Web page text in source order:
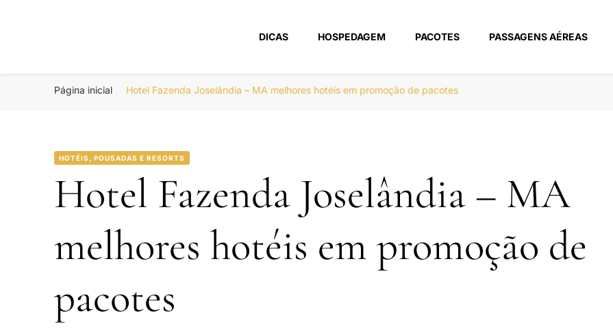
Portal Boa Viagem
DICAS HOSPEDAGEM PACOTES PASSAGENS AÉREAS
Página inicial Hotel Fazenda Joselândia – MA melhores hotéis em promoção de pacotes
HOTÉIS, POUSADAS E RESORTS
Hotel Fazenda Joselândia – MA
melhores hotéis em promoção de
pacotes